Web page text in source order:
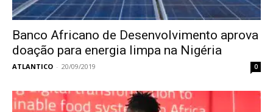
Banco Africano de Desenvolvimento aprova
doação para energia limpa na Nigéria
ATLANTICO - 20/09/2019 0